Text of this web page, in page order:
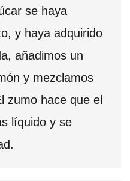
se haya
y haya adquirido
añadimos un
y mezclamos
zumo hace que el
líquido y se